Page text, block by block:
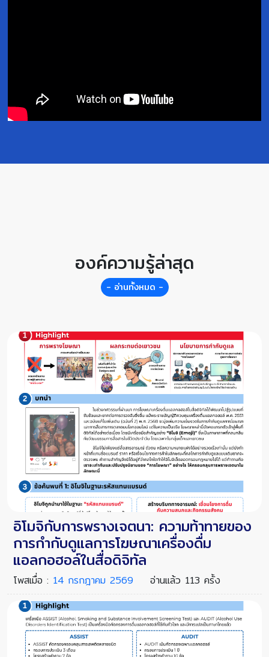
องค์ความรู้ล่าสุด
- อ่านทั้งหมด -
อิโมจิกับการพรางเจตนา: ความท้าทายของ
การกำกับดูแลการโฆษณาเครื่องดื่ม
แอลกอฮอล์ในสื่อดิจิทัล
โพสเมื่อ : 14 กรกฎาคม 2569 อ่านแล้ว 113 ครั้ง